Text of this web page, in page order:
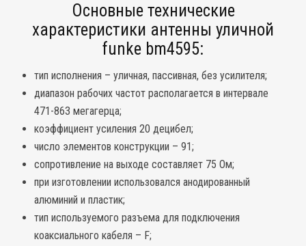
Основные технические
характеристики антенны уличной
funke bm4595:
тип исполнения – уличная, пассивная, без усилителя;
диапазон рабочих частот располагается в интервале
471-863 мегагерца;
коэффициент усиления 20 децибел;
число элементов конструкции – 91;
сопротивление на выходе составляет 75 Ом;
при изготовлении использовался анодированный
алюминий и пластик;
тип используемого разъема для подключения
коаксиального кабеля – F;